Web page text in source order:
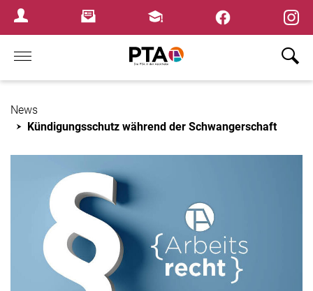
Login MenuNewsletterFortbildungen
Home
News
Kündigungsschutz während der Schwangerschaft
×